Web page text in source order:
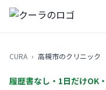
CURA › 高槻市のクリニック
履歴書なし・1日だけOK